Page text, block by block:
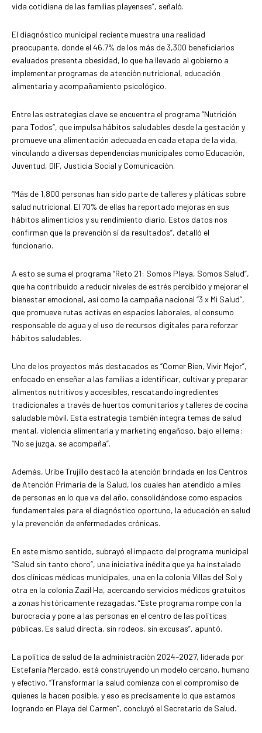
vida cotidiana de las familias playenses”, señaló.
El diagnóstico municipal reciente muestra una realidad
preocupante, donde el 46.7% de los más de 3,300 beneficiarios
evaluados presenta obesidad, lo que ha llevado al gobierno a
implementar programas de atención nutricional, educación
alimentaria y acompañamiento psicológico.
Entre las estrategias clave se encuentra el programa “Nutrición
para Todos”, que impulsa hábitos saludables desde la gestación y
promueve una alimentación adecuada en cada etapa de la vida,
vinculando a diversas dependencias municipales como Educación,
Juventud, DIF, Justicia Social y Comunicación.
“Más de 1,800 personas han sido parte de talleres y pláticas sobre
salud nutricional. El 70% de ellas ha reportado mejoras en sus
hábitos alimenticios y su rendimiento diario. Estos datos nos
confirman que la prevención sí da resultados”, detalló el
funcionario.
A esto se suma el programa “Reto 21: Somos Playa, Somos Salud”,
que ha contribuido a reducir niveles de estrés percibido y mejorar el
bienestar emocional, así como la campaña nacional “3 x Mi Salud”,
que promueve rutas activas en espacios laborales, el consumo
responsable de agua y el uso de recursos digitales para reforzar
hábitos saludables.
Uno de los proyectos más destacados es “Comer Bien, Vivir Mejor”,
enfocado en enseñar a las familias a identificar, cultivar y preparar
alimentos nutritivos y accesibles, rescatando ingredientes
tradicionales a través de huertos comunitarios y talleres de cocina
saludable móvil. Esta estrategia también integra temas de salud
mental, violencia alimentaria y marketing engañoso, bajo el lema:
“No se juzga, se acompaña”.
Además, Uribe Trujillo destacó la atención brindada en los Centros
de Atención Primaria de la Salud, los cuales han atendido a miles
de personas en lo que va del año, consolidándose como espacios
fundamentales para el diagnóstico oportuno, la educación en salud
y la prevención de enfermedades crónicas.
En este mismo sentido, subrayó el impacto del programa municipal
“Salud sin tanto choro”, una iniciativa inédita que ya ha instalado
dos clínicas médicas municipales, una en la colonia Villas del Sol y
otra en la colonia Zazil Ha, acercando servicios médicos gratuitos
a zonas históricamente rezagadas. “Este programa rompe con la
burocracia y pone a las personas en el centro de las políticas
públicas. Es salud directa, sin rodeos, sin excusas”, apuntó.
La política de salud de la administración 2024–2027, liderada por
Estefanía Mercado, está construyendo un modelo cercano, humano
y efectivo. “Transformar la salud comienza con el compromiso de
quienes la hacen posible, y eso es precisamente lo que estamos
logrando en Playa del Carmen”, concluyó el Secretario de Salud.